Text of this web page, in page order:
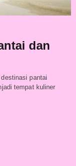
dan
pantai
tempat kuliner